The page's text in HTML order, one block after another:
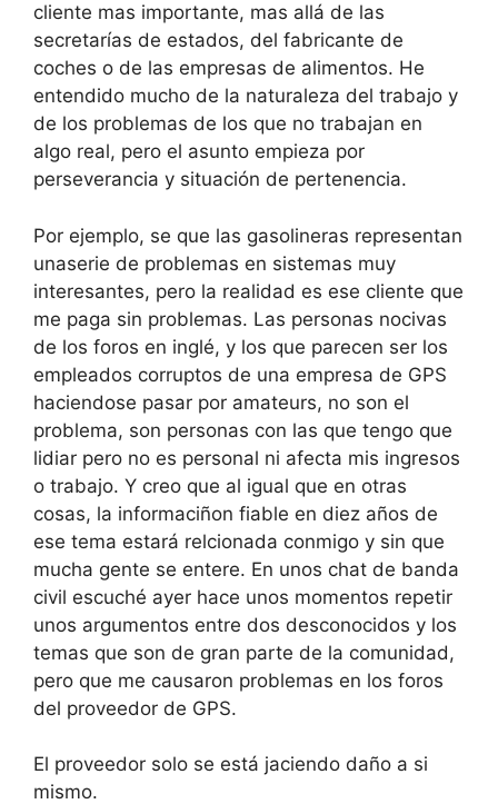
cliente mas importante, mas allá de las
secretarías de estados, del fabricante de
coches o de las empresas de alimentos. He
entendido mucho de la naturaleza del trabajo y
de los problemas de los que no trabajan en
algo real, pero el asunto empieza por
perseverancia y situación de pertenencia.
Por ejemplo, se que las gasolineras representan
unaserie de problemas en sistemas muy
interesantes, pero la realidad es ese cliente que
me paga sin problemas. Las personas nocivas
de los foros en inglé, y los que parecen ser los
empleados corruptos de una empresa de GPS
haciendose pasar por amateurs, no son el
problema, son personas con las que tengo que
lidiar pero no es personal ni afecta mis ingresos
o trabajo. Y creo que al igual que en otras
cosas, la informaciñon fiable en diez años de
ese tema estará relcionada conmigo y sin que
mucha gente se entere. En unos chat de banda
civil escuché ayer hace unos momentos repetir
unos argumentos entre dos desconocidos y los
temas que son de gran parte de la comunidad,
pero que me causaron problemas en los foros
del proveedor de GPS.
El proveedor solo se está jaciendo daño a si
mismo.